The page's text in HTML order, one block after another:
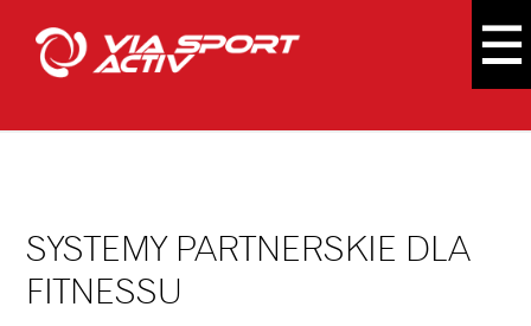
SYSTEMY PARTNERSKIE DLA
FITNESSU